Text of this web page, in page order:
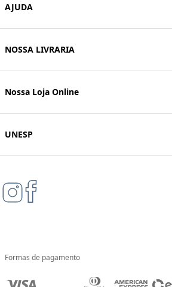
AJUDA
NOSSA LIVRARIA
Nossa Loja Online
UNESP
Formas de pagamento